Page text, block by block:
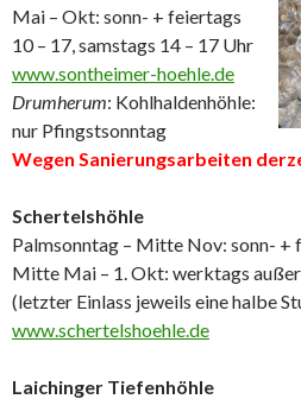
Mai – Okt: sonn- + feiertags
10 – 17, samstags 14 – 17 Uhr
www.sontheimer-hoehle.de
Drumherum: Kohlhaldenhöhle:
nur Pfingstsonntag
Wegen Sanierungsarbeiten
Schertelshöhle
Palmsonntag – Mitte Nov: sonn- +
Mitte Mai – 1. Okt: werktags
(letzter Einlass jeweils eine halbe
www.schertelshoehle.de
Laichinger Tiefenhöhle